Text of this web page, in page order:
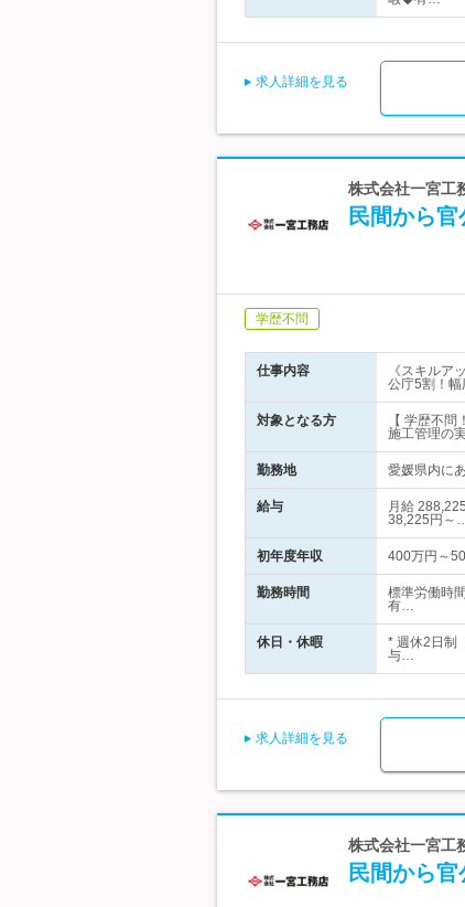
求人詳細を見る
株式会社一宮工
民間から
学歴不問
仕事内容
《スキルア
公庁5割！
対象となる方
【 学歴不
施工管理の
勤務地 愛媛県内に
給与
月給
38,225円～
初年度年収 400万円～
勤務時間
標準労働時
有…
休日・休暇
* 週休2日制
与…
求人詳細を見る
株式会社一宮工
民間から